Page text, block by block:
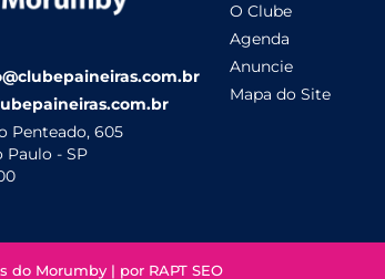
Penteado, 605
Paulo - SP
O Clube
Agenda
Anuncie
Mapa do Site
do Morumby | por RAPT SEO